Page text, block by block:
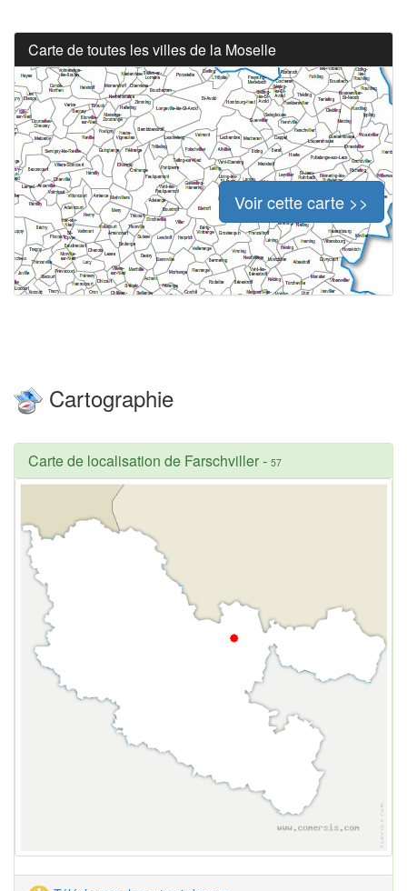
Carte de toutes les villes de la Moselle
Voir cette carte >>
Cartographie
Carte de localisation de Farschviller- 57